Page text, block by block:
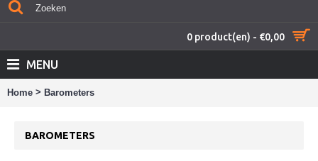
0 product(en) - €0,00
MENU
Home > Barometers
BAROMETERS